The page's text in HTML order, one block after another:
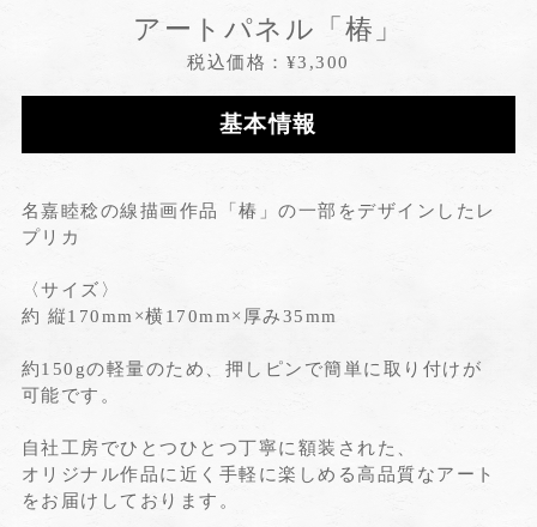
アートパネル「椿」
税込価格：¥3,300
基本情報
名嘉睦稔の線描画作品「椿」の一部をデザインしたレ
プリカ
〈サイズ〉
約 縦170mm×横170mm×厚み35mm
約150gの軽量のため、押しピンで簡単に取り付けが
可能です。
自社工房でひとつひとつ丁寧に額装された、
オリジナル作品に近く手軽に楽しめる高品質なアート
をお届けしております。